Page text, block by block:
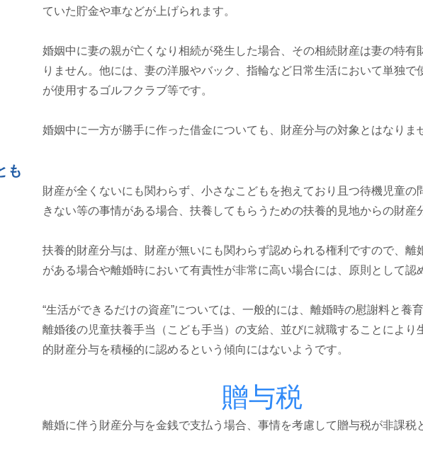
ていた貯金や車などが上げられます。
婚姻中に妻の親が亡くなり相続が発生した場合、その相続財産は妻の特有
りません。 他には、妻の洋服やバック、指輪など日常生活において単独で
が使用するゴルフクラブ等です。
婚姻中に一方が勝手に作った借金についても、財産分与の対象とはなりま
も
財産が全くないにも関わらず、小さなこどもを抱えており且つ待機児童
きない等の事情がある場合、扶養してもらうための扶養的見地からの財産
扶養的財産分与は、財産が無いにも関わらず認められる権利ですので、離
がある場合や離婚時において有責性が非常に高い場合には、原則として認
“生活ができるだけの資産”については、一般的には、離婚時の慰謝料と養
離婚後の児童扶養手当（こども手当）の支給、並びに就職することにより
的財産分与を積極的に認めるという傾向にはないようです。
贈与税
離婚に伴う財産分与を金銭で支払う場合、事情を考慮して贈与税が非課税